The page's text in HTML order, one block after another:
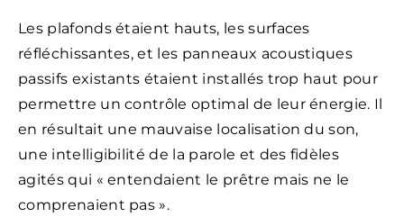
Les plafonds étaient hauts, les surfaces
réfléchissantes, et les panneaux acoustiques
passifs existants étaient installés trop haut pour
permettre un contrôle optimal de leur énergie. Il
en résultait une mauvaise localisation du son,
une intelligibilité de la parole et des fidèles
agités qui « entendaient le prêtre mais ne le
comprenaient pas ».